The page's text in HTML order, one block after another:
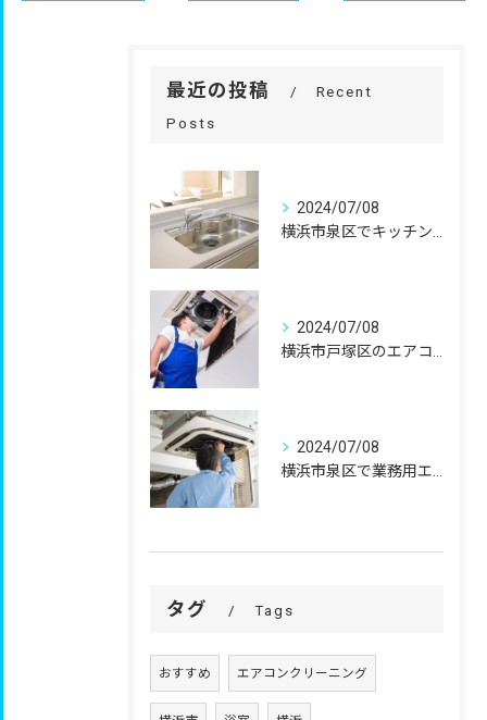
最近の投稿
Recent
Posts
2024/07/08
横浜市泉区でキッチンリフォーム（マンション）をご検討中の方へのおすすめ情報
2024/07/08
横浜市戸塚区のエアコンクリーニングはマンションも可能なホームアシストへ！高頻度で天井エアコンを掃除する際も安心！業者の選び方
2024/07/08
横浜市泉区で業務用エアコンクリーニングをお考えならホームアシストに見積もりを！ご自身で行うエアコン掃除とプロの洗浄の違い
タグ Tags
おすすめ エアコンクリーニング